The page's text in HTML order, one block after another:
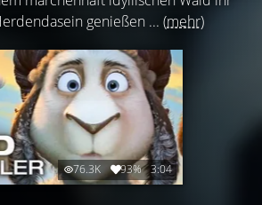
genießen ... (mehr)
76.3K 93% 3:04